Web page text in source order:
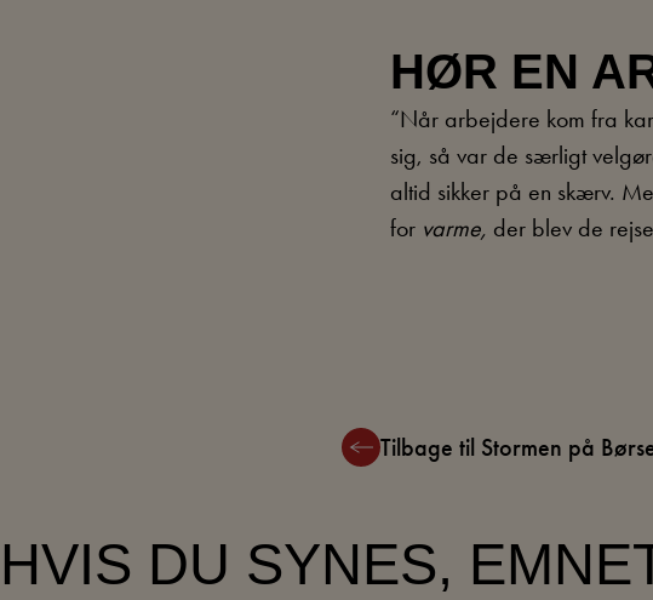
HØR EN
“Når arbejdere kom fra
sig, så var de særligt
altid sikker på en skærv.
for varme, der blev de
Tilbage til Stormen på
HVIS DU SYNES,